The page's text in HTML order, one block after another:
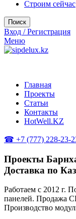
Строим сейчас
Поиск
Вход / Регистрация
Меню
Главная
Проекты
Статьи
Контакты
HotWell.KZ
☎ +7 (777) 228-23-
Проекты
Доставка по
Работаем с 2012 г.
панелей. Продажа
Производство